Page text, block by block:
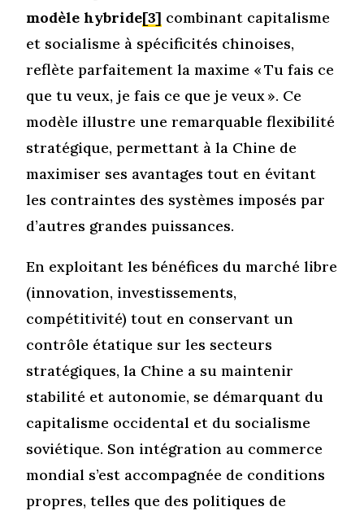
modèle hybride[3] combinant capitalisme
et socialisme à spécificités chinoises,
reflète parfaitement la maxime « Tu fais ce
que tu veux, je fais ce que je veux ». Ce
modèle illustre une remarquable flexibilité
stratégique, permettant à la Chine de
maximiser ses avantages tout en évitant
les contraintes des systèmes imposés par
d’autres grandes puissances.
En exploitant les bénéfices du marché libre
(innovation, investissements,
compétitivité) tout en conservant un
contrôle étatique sur les secteurs
stratégiques, la Chine a su maintenir
stabilité et autonomie, se démarquant du
capitalisme occidental et du socialisme
soviétique. Son intégration au commerce
mondial s’est accompagnée de conditions
propres, telles que des politiques de